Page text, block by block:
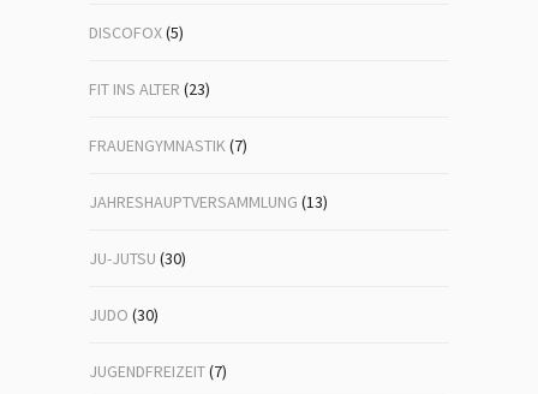
DISCOFOX(5)
FIT INS ALTER (23)
FRAUENGYMNASTIK(7)
JAHRESHAUPTVERSAMMLUNG (13)
JU-JUTSU (30)
JUDO (30)
JUGENDFREIZEIT(7)